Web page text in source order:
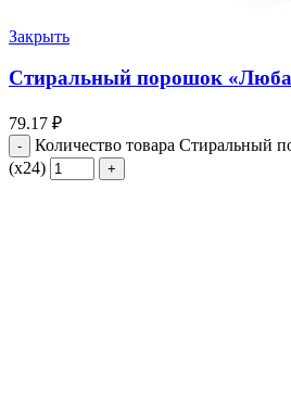
Закрыть
Стиральный порошок
79.17 ₽
Количество товара Стиральный
(х24)